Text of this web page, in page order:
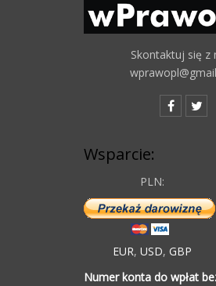
Skontaktuj się z
Wsparcie:
PLN:
EUR, USD, GBP
Numer konta do wpłat